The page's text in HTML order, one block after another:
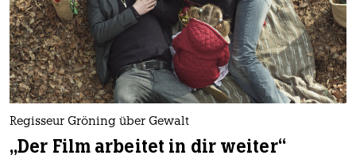
Regisseur Gröning über Gewalt
„Der Film arbeitet in dir weiter“